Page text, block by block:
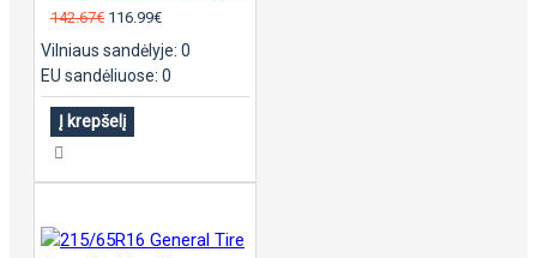
142.67€ 116.99€
Vilniaus sandėlyje: 0
EU sandėliuose: 0
Į krepšelį